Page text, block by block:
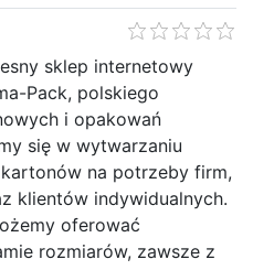
sklep internetowy
Pack, polskiego
i opakowań
się w wytwarzaniu
na potrzeby firm,
klientów indywidualnych.
oferować
rozmiarów, zawsze z